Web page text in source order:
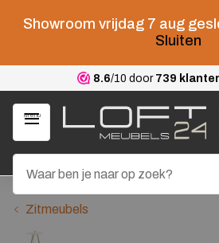
Showroom vrijdag 7 aug
Sluiten
8.6/10 door 739
Menu
Zitmeubels